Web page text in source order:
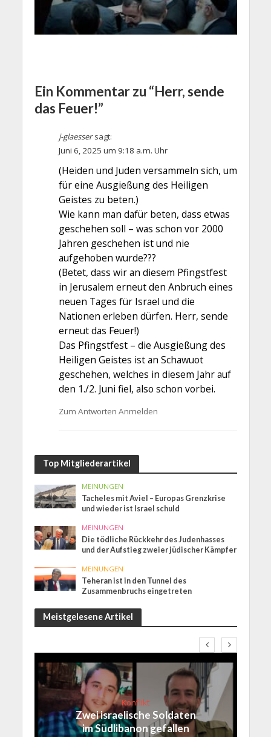
Ein Kommentar zu “Herr, sende
das Feuer!”
j-glaesser sagt:
Juni 6, 2025 um 9:18 a.m. Uhr
(Heiden und Juden versammeln sich, um
für eine Ausgießung des Heiligen
Geistes zu beten.)
Wie kann man dafür beten, dass etwas
geschehen soll – was schon vor 2000
Jahren geschehen ist und nie
aufgehoben wurde???
(Betet, dass wir an diesem Pfingstfest
in Jerusalem erneut den Anbruch eines
neuen Tages für Israel und die
Nationen erleben dürfen. Herr, sende
erneut das Feuer!)
Das Pfingstfest – die Ausgießung des
Heiligen Geistes ist an Schawuot
geschehen, welches in diesem Jahr auf
den 1./2. Juni fiel, also schon vorbei.
Zum Antworten Anmelden
Top Mitgliederartikel
MEINUNGEN
Tacheles mit Aviel – Europas Grenzkrise
und wieder ist Israel schuld
MEINUNGEN
Die tödliche Rückkehr des Judenhasses
und der Aufstieg zweier jüdischer Kämpfer
MEINUNGEN
Teheran ist in den Tunnel des
Zusammenbruchs eingetreten
Meistgelesene Artikel
Konflikt
Zwei israelische Soldaten
im Südlibanon gefallen